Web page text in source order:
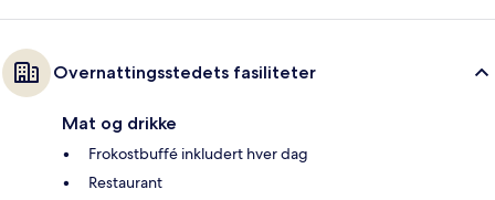
Overnattingsstedets fasiliteter
Mat og drikke
Frokostbuffé inkludert hver dag
Restaurant